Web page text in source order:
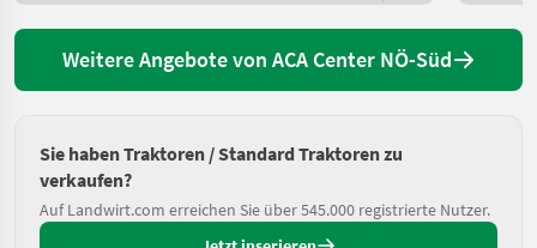
Weitere Angebote von ACA Center NÖ-Süd
Sie haben Traktoren / Standard Traktoren zu
verkaufen?
Auf Landwirt.com erreichen Sie über 545.000 registrierte Nutzer.